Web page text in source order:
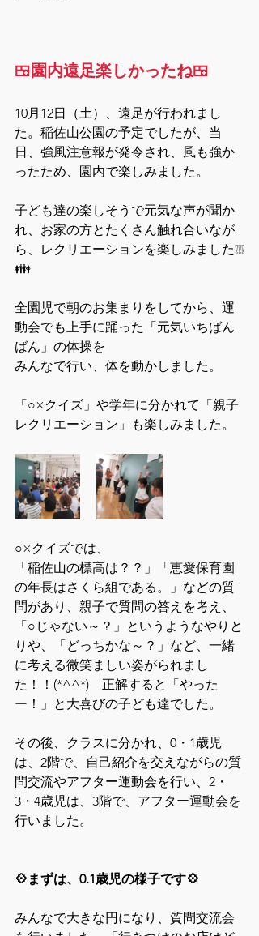
🍱園内遠足楽しかったね🍱
10月12日（土）、遠足が行われまし
た。稲佐山公園の予定でしたが、当
日、強風注意報が発令され、風も強か
ったため、園内で楽しみました。
子ども達の楽しそうで元気な声が聞か
れ、お家の方とたくさん触れ合いなが
ら、レクリエーションを楽しみました❕❕❕
👪
全園児で朝のお集まりをしてから、運
動会でも上手に踊った「元気いちばん
ばん」の体操を
みんなで行い、体を動かしました。
「○×クイズ」や学年に分かれて「親子
レクリエーション」も楽しみました。
○×クイズでは、
「稲佐山の標高は？？」「恵愛保育園
の年長はさくら組である。」などの質
問があり、親子で質問の答えを考え、
「○じゃない～？」というようなやりと
りや、「どっちかな～？」など、一緒
に考える微笑ましい姿がられまし
た！！(*^^*)　正解すると「やった
ー！」と大喜びの子ども達でした。
その後、クラスに分かれ、0・1歳児
は、2階で、自己紹介を交えながらの質
問交流やアフター運動会を行い、2・
3・4歳児は、3階で、アフター運動会を
行いました。
💠まずは、0.1歳児の様子です💠
みんなで大きな円になり、質問交流会